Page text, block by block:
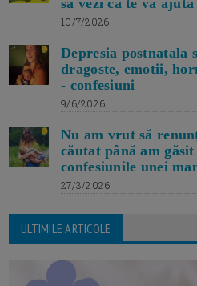
sa vezi ca te va ajuta
10/7/2026
Depresia postnatala
dragoste, emotii,
- confesiuni
9/6/2026
Nu am vrut să
căutat până am
confesiunile unei
27/3/2026
ULTIMILE ARTICOLE